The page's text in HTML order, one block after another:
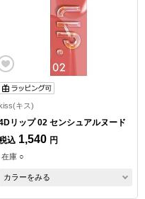
kiss(キス)
リップ 02 センシュアルヌード
込 1,540 円
在庫 ○
カラーをみる